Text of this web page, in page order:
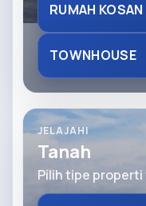
RUMAH KOSAN
TOWNHOUSE
JELAJAHI
Tanah
Pilih tipe